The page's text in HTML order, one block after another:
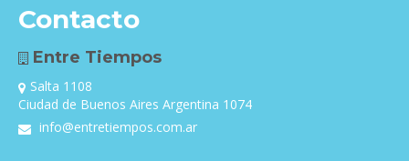
Contacto
Entre Tiempos
Salta 1108
Ciudad de Buenos Aires Argentina 1074
info@entretiempos.com.ar